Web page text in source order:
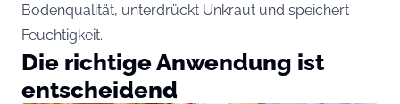
Bodenqualität, unterdrückt Unkraut und speichert
Feuchtigkeit.
Die richtige Anwendung ist
entscheidend